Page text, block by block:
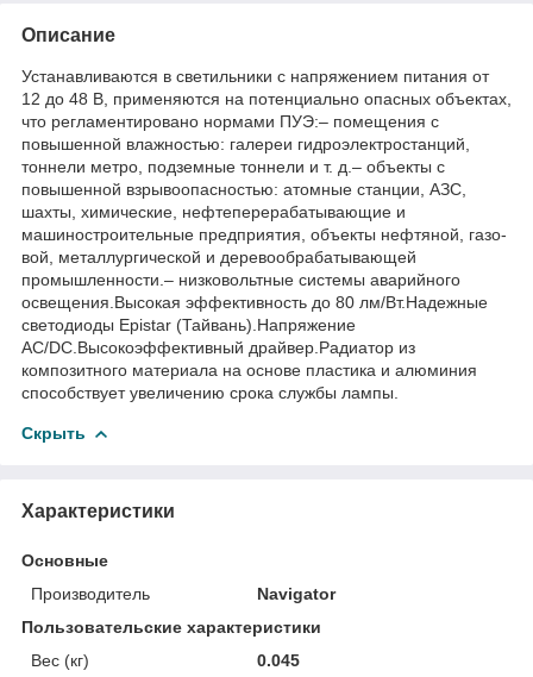
Описание
Устанавливаются в светильники с напряжением питания от
12 до 48 В, применяются на потенциально опасных объектах,
что регламентировано нормами ПУЭ:– помещения с
повышенной влажностью: галереи гидроэлектростанций,
тоннели метро, подземные тоннели и т. д.– объекты с
повышенной взрывоопасностью: атомные станции, АЗС,
шахты, химические, нефтеперерабатывающие и
машиностроительные предприятия, объекты нефтяной, газо-
вой, металлургической и деревообрабатывающей
промышленности.– низковольтные системы аварийного
освещения.Высокая эффективность до 80 лм/Вт.Надежные
светодиоды Epistar (Тайвань).Напряжение
AC/DC.Высокоэффективный драйвер.Радиатор из
композитного материала на основе пластика и алюминия
способствует увеличению срока службы лампы.
Скрыть
Характеристики
Основные
Производитель
Navigator
Пользовательские характеристики
Вес (кг)
0.045